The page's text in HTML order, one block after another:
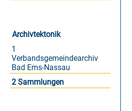
Archivtektonik
1
Verbandsgemeindearchiv
Bad Ems-Nassau
2 Sammlungen